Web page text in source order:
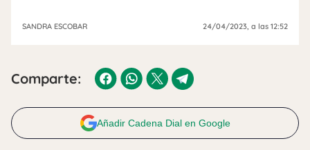
SANDRA ESCOBAR 24/04/2023, a las 12:52
Comparte:
Añadir Cadena Dial en Google